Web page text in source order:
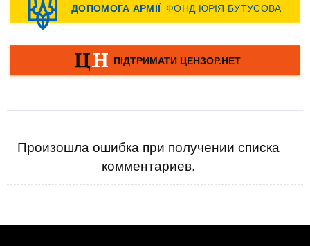
Произошла ошибка при получении списка
комментариев.